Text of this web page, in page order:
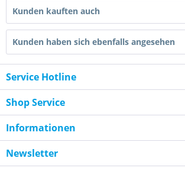
Kunden kauften auch
Kunden haben sich ebenfalls angesehen
Service Hotline
Shop Service
Informationen
Newsletter